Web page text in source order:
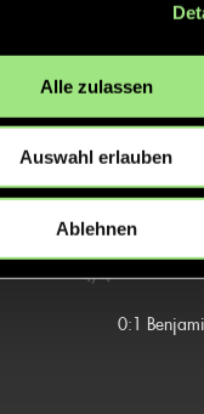
Alle zulassen
Auswahl erlauben
Ablehnen
1/4
2/4
3/4
4/4
0:1